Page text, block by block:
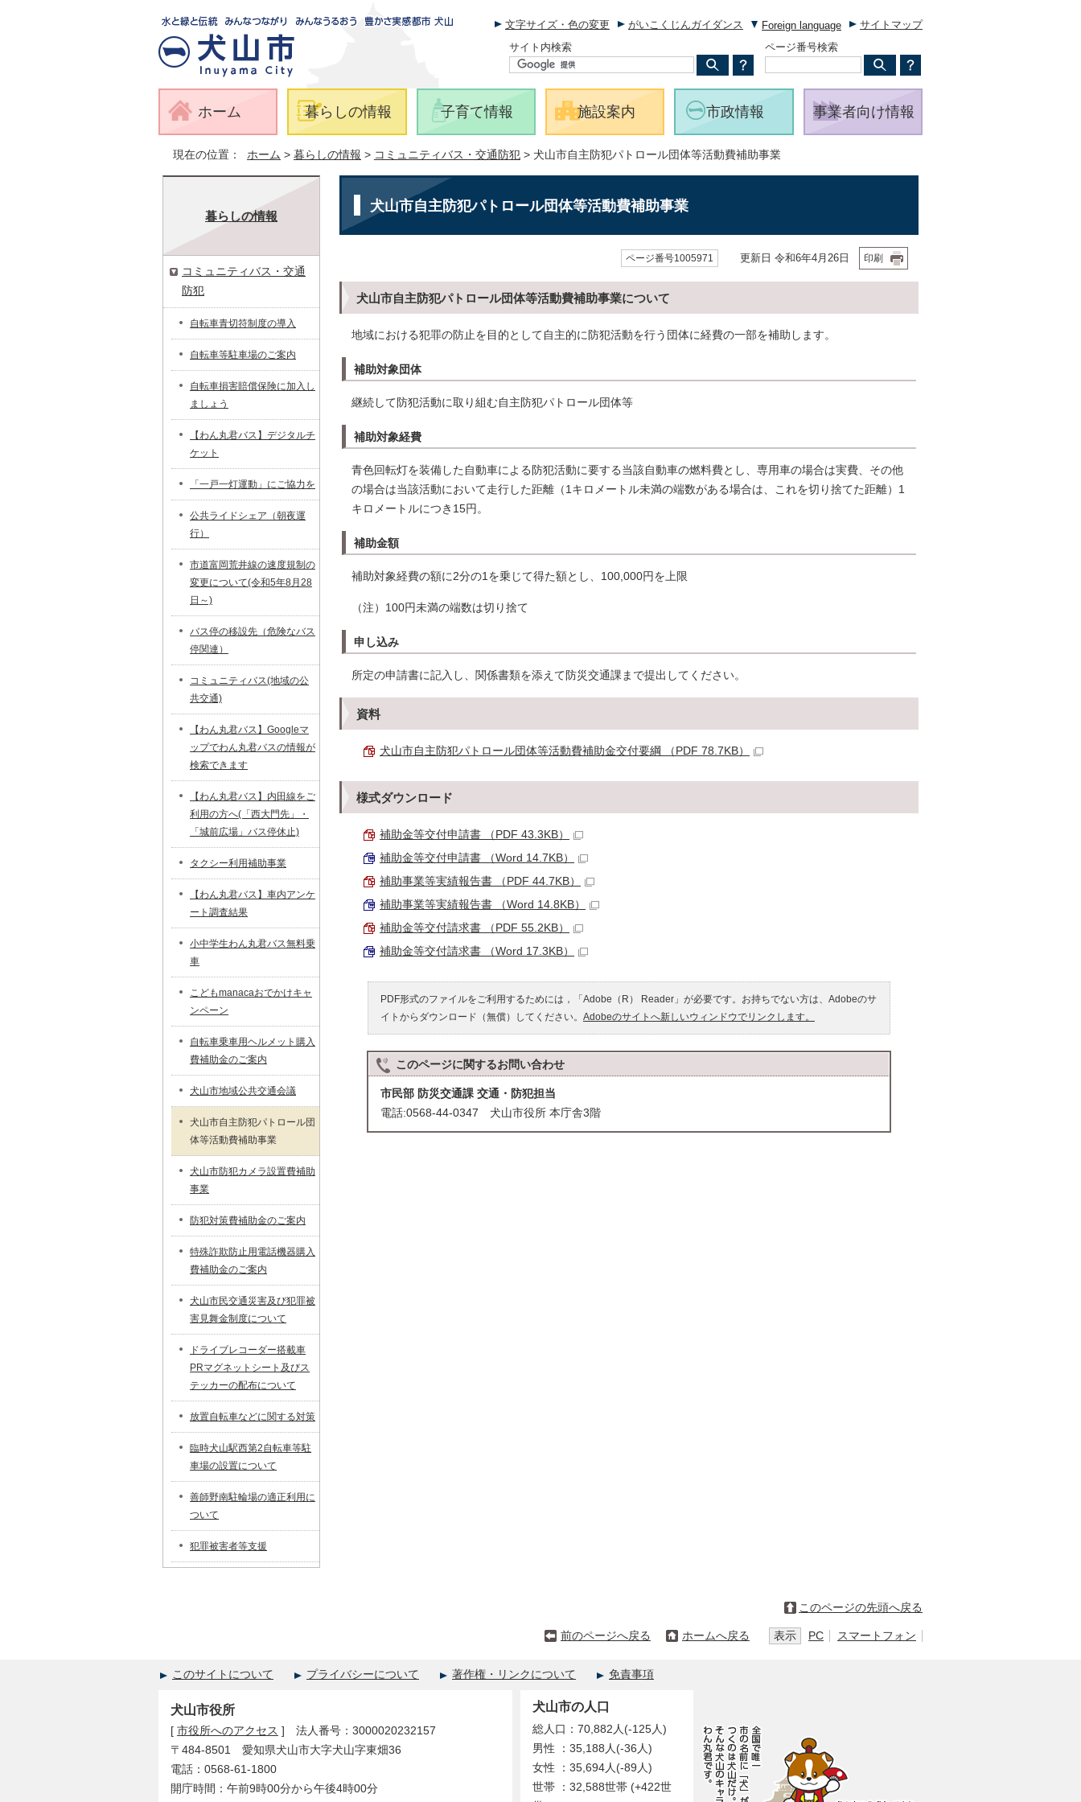
文字サイズ・色の変更 がいこくじんガイダンス Foreign language
サイトマップ
サイト内検索
ページ番号検索
ホーム 暮らしの情報 子育て情報 施設案内 市政情報 事業者向け情報
現在の位置： ホーム > 暮らしの情報 > コミュニティバス・交通防犯 > 犬山市自主防犯パトロール団体等活動費補助事業
犬山市自主防犯パトロール団体等活動費補助事業
ページ番号1005971 更新日 令和6年4月26日 印刷
犬山市自主防犯パトロール団体等活動費補助事業について
地域における犯罪の防止を目的として自主的に防犯活動を行う団体に経費の一部を補助します。
補助対象団体
継続して防犯活動に取り組む自主防犯パトロール団体等
補助対象経費
青色回転灯を装備した自動車による防犯活動に要する当該自動車の燃料費とし、専用車の場合は実費、その他
の場合は当該活動において走行した距離（1キロメートル未満の端数がある場合は、これを切り捨てた距離）1
キロメートルにつき15円。
補助金額
補助対象経費の額に2分の1を乗じて得た額とし、100,000円を上限
（注）100円未満の端数は切り捨て
申し込み
所定の申請書に記入し、関係書類を添えて防災交通課まで提出してください。
資料
犬山市自主防犯パトロール団体等活動費補助金交付要綱 （PDF 78.7KB）
様式ダウンロード
補助金等交付申請書 （PDF 43.3KB）
補助金等交付申請書 （Word 14.7KB）
補助事業等実績報告書 （PDF 44.7KB）
補助事業等実績報告書 （Word 14.8KB）
補助金等交付請求書 （PDF 55.2KB）
補助金等交付請求書 （Word 17.3KB）
PDF形式のファイルをご利用するためには，「Adobe（R） Reader」が必要です。お持ちでない方は、Adobeのサ
イトからダウンロード（無償）してください。 Adobeのサイトへ新しいウィンドウでリンクします。
このページに関するお問い合わせ
市民部 防災交通課 交通・防犯担当
電話:0568-44-0347 犬山市役所 本庁舎3階
暮らしの情報
コミュニティバス・交通
防犯
自転車青切符制度の導入
自転車等駐車場のご案内
自転車損害賠償保険に加入し
ましょう
【わん丸君バス】デジタルチ
ケット
「一戸一灯運動」にご協力を
公共ライドシェア（朝夜運
行）
市道富岡荒井線の速度規制の
変更について(令和5年8月28
日～)
バス停の移設先（危険なバス
停関連）
コミュニティバス(地域の公
共交通)
【わん丸君バス】Googleマ
ップでわん丸君バスの情報が
検索できます
【わん丸君バス】内田線をご
利用の方へ(「西大門先」・
「城前広場」バス停休止)
タクシー利用補助事業
【わん丸君バス】車内アンケ
ート調査結果
小中学生わん丸君バス無料乗
車
こどもmanacaおでかけキャ
ンペーン
自転車乗車用ヘルメット購入
費補助金のご案内
犬山市地域公共交通会議
犬山市自主防犯パトロール団
体等活動費補助事業
犬山市防犯カメラ設置費補助
事業
防犯対策費補助金のご案内
特殊詐欺防止用電話機器購入
費補助金のご案内
犬山市民交通災害及び犯罪被
害見舞金制度について
ドライブレコーダー搭載車
PRマグネットシート及びス
テッカーの配布について
放置自転車などに関する対策
臨時犬山駅西第2自転車等駐
車場の設置について
善師野南駐輪場の適正利用に
ついて
犯罪被害者等支援
このページの先頭へ戻る
前のページへ戻る ホームへ戻る 表示 PC スマートフォン
このサイトについて プライバシーについて 著作権・リンクについて 免責事項
犬山市役所
[ 市役所へのアクセス ] 法人番号：3000020232157
〒484-8501 愛知県犬山市大字犬山字東畑36
電話：0568-61-1800
開庁時間：午前9時00分から午後4時00分
犬山市の人口
総人口：70,882人(-125人)
男性 ：35,188人(-36人)
女性 ：35,694人(-89人)
世帯 ：32,588世帯 (+422世